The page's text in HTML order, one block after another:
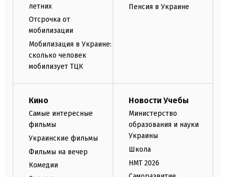
летних
Отсрочка от
мобилизации
Мобилизация в Украине:
сколько человек
мобилизует ТЦК
Пенсия в Украине
Кино
Самые интересные
фильмы
Украинские фильмы
Фильмы на вечер
Комедии
Новости Учебы
Министерство
образования и науки
Украины
Школа
НМТ 2026